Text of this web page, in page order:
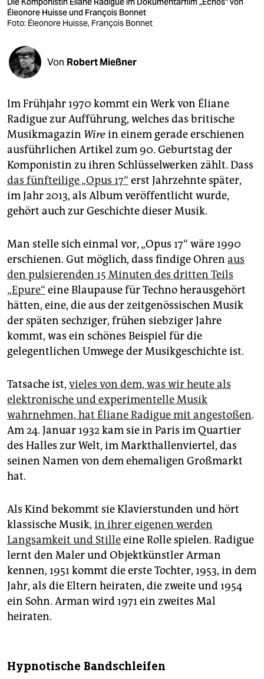
veranstaltungen
fragen & hilfe
abo
genossenschaft
epaper login
Éleonore Huisse und François Bonnet​
Foto: Éleonore Huisse, François Bonnet
Von Robert Mießner
Im Frühjahr 1970 kommt ein Werk von Éliane
Radigue zur Aufführung, welches das britische
Musikmagazin Wirein einem gerade erschienen
ausführlichen Artikel zum 90. Geburtstag der
Komponistin zu ihren Schlüsselwerken zählt. Dass
das fünfteilige „Opus 17“ erst Jahrzehnte später,
im Jahr 2013, als Album veröffentlicht wurde,
gehört auch zur Geschichte dieser Musik.
Man stelle sich einmal vor, „Opus 17“ wäre 1990
erschienen. Gut möglich, dass findige Ohren aus
den pulsierenden 15 Minuten des dritten Teils
„Epure“ eine Blaupause für Techno herausgehört
hätten, eine, die aus der zeitgenössischen Musik
der späten sechziger, frühen siebziger Jahre
kommt, was ein schönes Beispiel für die
gelegentlichen Umwege der Musikgeschichte ist.
Tatsache ist, vieles von dem, was wir heute als
elektronische und experimentelle Musik
wahrnehmen, hat Éliane Radigue mit angestoßen.
Am 24. Januar 1932 kam sie in Paris im Quartier
des Halles zur Welt, im Markthallenviertel, das
seinen Namen von dem ehemaligen Großmarkt
hat.
Als Kind bekommt sie Klavierstunden und hört
klassische Musik, in ihrer eigenen werden
Langsamkeit und Stilleeine Rolle spielen. Radigue
lernt den Maler und Objektkünstler Arman
kennen, 1951 kommt die erste Tochter, 1953, in dem
Jahr, als die Eltern heiraten, die zweite und 1954
ein Sohn. Arman wird 1971 ein zweites Mal
heiraten.
Hypnotische Bandschleifen